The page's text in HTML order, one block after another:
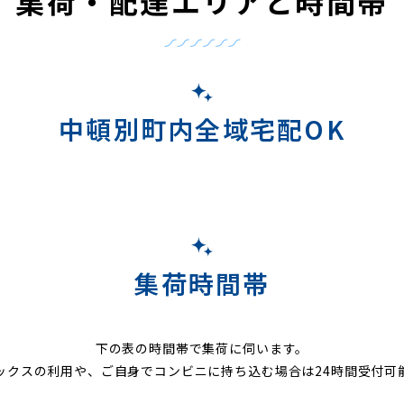
中頓別町内全域宅配OK
集荷時間帯
下の表の時間帯で集荷に伺います。
クスの利用や、ご自身でコンビニに持ち込む場合は24時間受付可